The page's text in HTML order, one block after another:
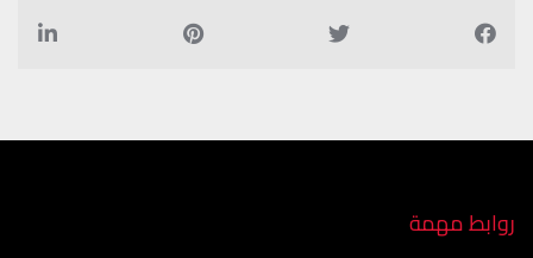
روابط مهمة